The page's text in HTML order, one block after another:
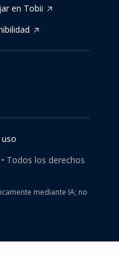
en Tobii
Todos los derechos
mediante IA; no